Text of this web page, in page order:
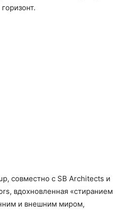
совместно с SB Architects и
вдохновленная «стиранием
и внешним миром,